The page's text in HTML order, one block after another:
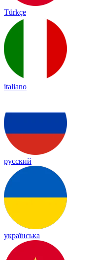
Türkçe
italiano
русский
українська